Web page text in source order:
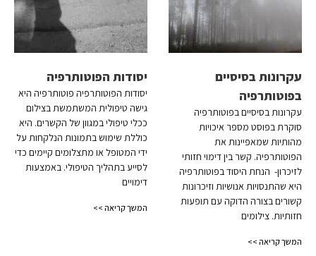
עקרונות בסיסיים
בפוטותרפיה
עקרונות בסיסיים בפוטותרפיה
סוקרת בפוסט מספר איכויות
מהותיות שמאפיינות את
הפוטותרפיה. קשר בין דימוי חזותי
לזיכרון- הנחת היסוד בפוטותרפיה
היא שהתנסויות אנושיות וזיכרונות
קשורים בצורה הדוקה עם תופעות
חזותיות. צילומים
המשך קריאה >>
יסודות הפוטותרפיה
יסודות הפוטותרפיה פוטותרפיה היא
גישה טיפולית המשתמשת בצילום
ככלי טיפולי במגוון של הקשרים. היא
כוללת שימוש בתמונות הנלקחות על
ידי המטופל או מתצלומים קיימים כדי
לסייע בתהליך הטיפולי. באמצעות
דימויים
המשך קריאה >>